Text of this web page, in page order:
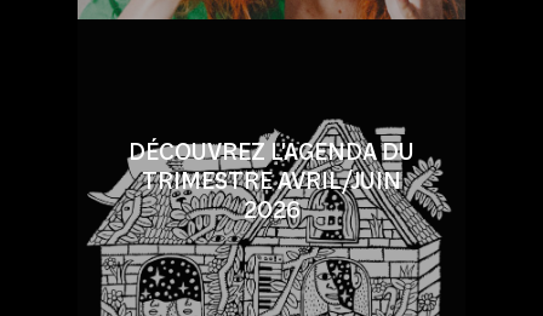
DÉCOUVREZ L'AGENDA DU
TRIMESTRE AVRIL/JUIN
2026